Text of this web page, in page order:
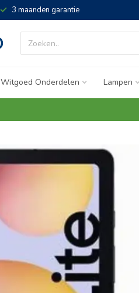
3 maanden garantie
Witgoed Onderdelen Lampen